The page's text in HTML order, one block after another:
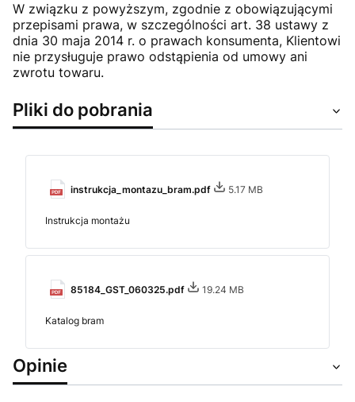
W związku z powyższym, zgodnie z obowiązującymi
przepisami prawa, w szczególności art. 38 ustawy z
dnia 30 maja 2014 r. o prawach konsumenta, Klientowi
nie przysługuje prawo odstąpienia od umowy ani
zwrotu towaru.
Pliki do pobrania
instrukcja_montazu_bram.pdf 5.17 MB
Instrukcja montażu
85184_GST_060325.pdf 19.24 MB
Katalog bram
Opinie